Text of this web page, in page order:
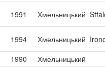
1991 Хмельницький
1994 Хмельницький
1990
Хмельницький